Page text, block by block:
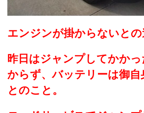
エンジンが掛からないとの
昨日はジャンプしてかか
からず、バッテリーは御自
とのこと。